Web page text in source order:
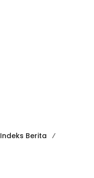
Indeks Berita